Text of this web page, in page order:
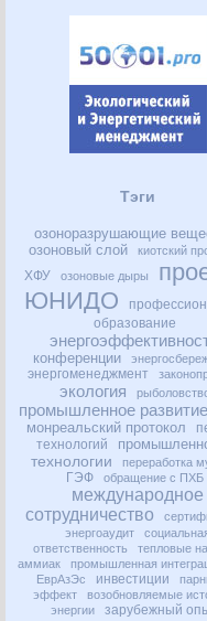
Тэги
озоноразрушающие
озоновый слой
киотский
ХФУ озоновые дыры
ЮНИДО
образование
конференции
энергоменеджмент
экология
промышленное развитие
монреальский протокол
технологий
технологии переработка
ГЭФ обращение с ПХБ
международное
сотрудничество
энергоаудит
ответственность
тепловые
аммиак
промышленная
ЕврАзЭс
инвестиции
эффект
возобновляемые
энергии
зарубежный